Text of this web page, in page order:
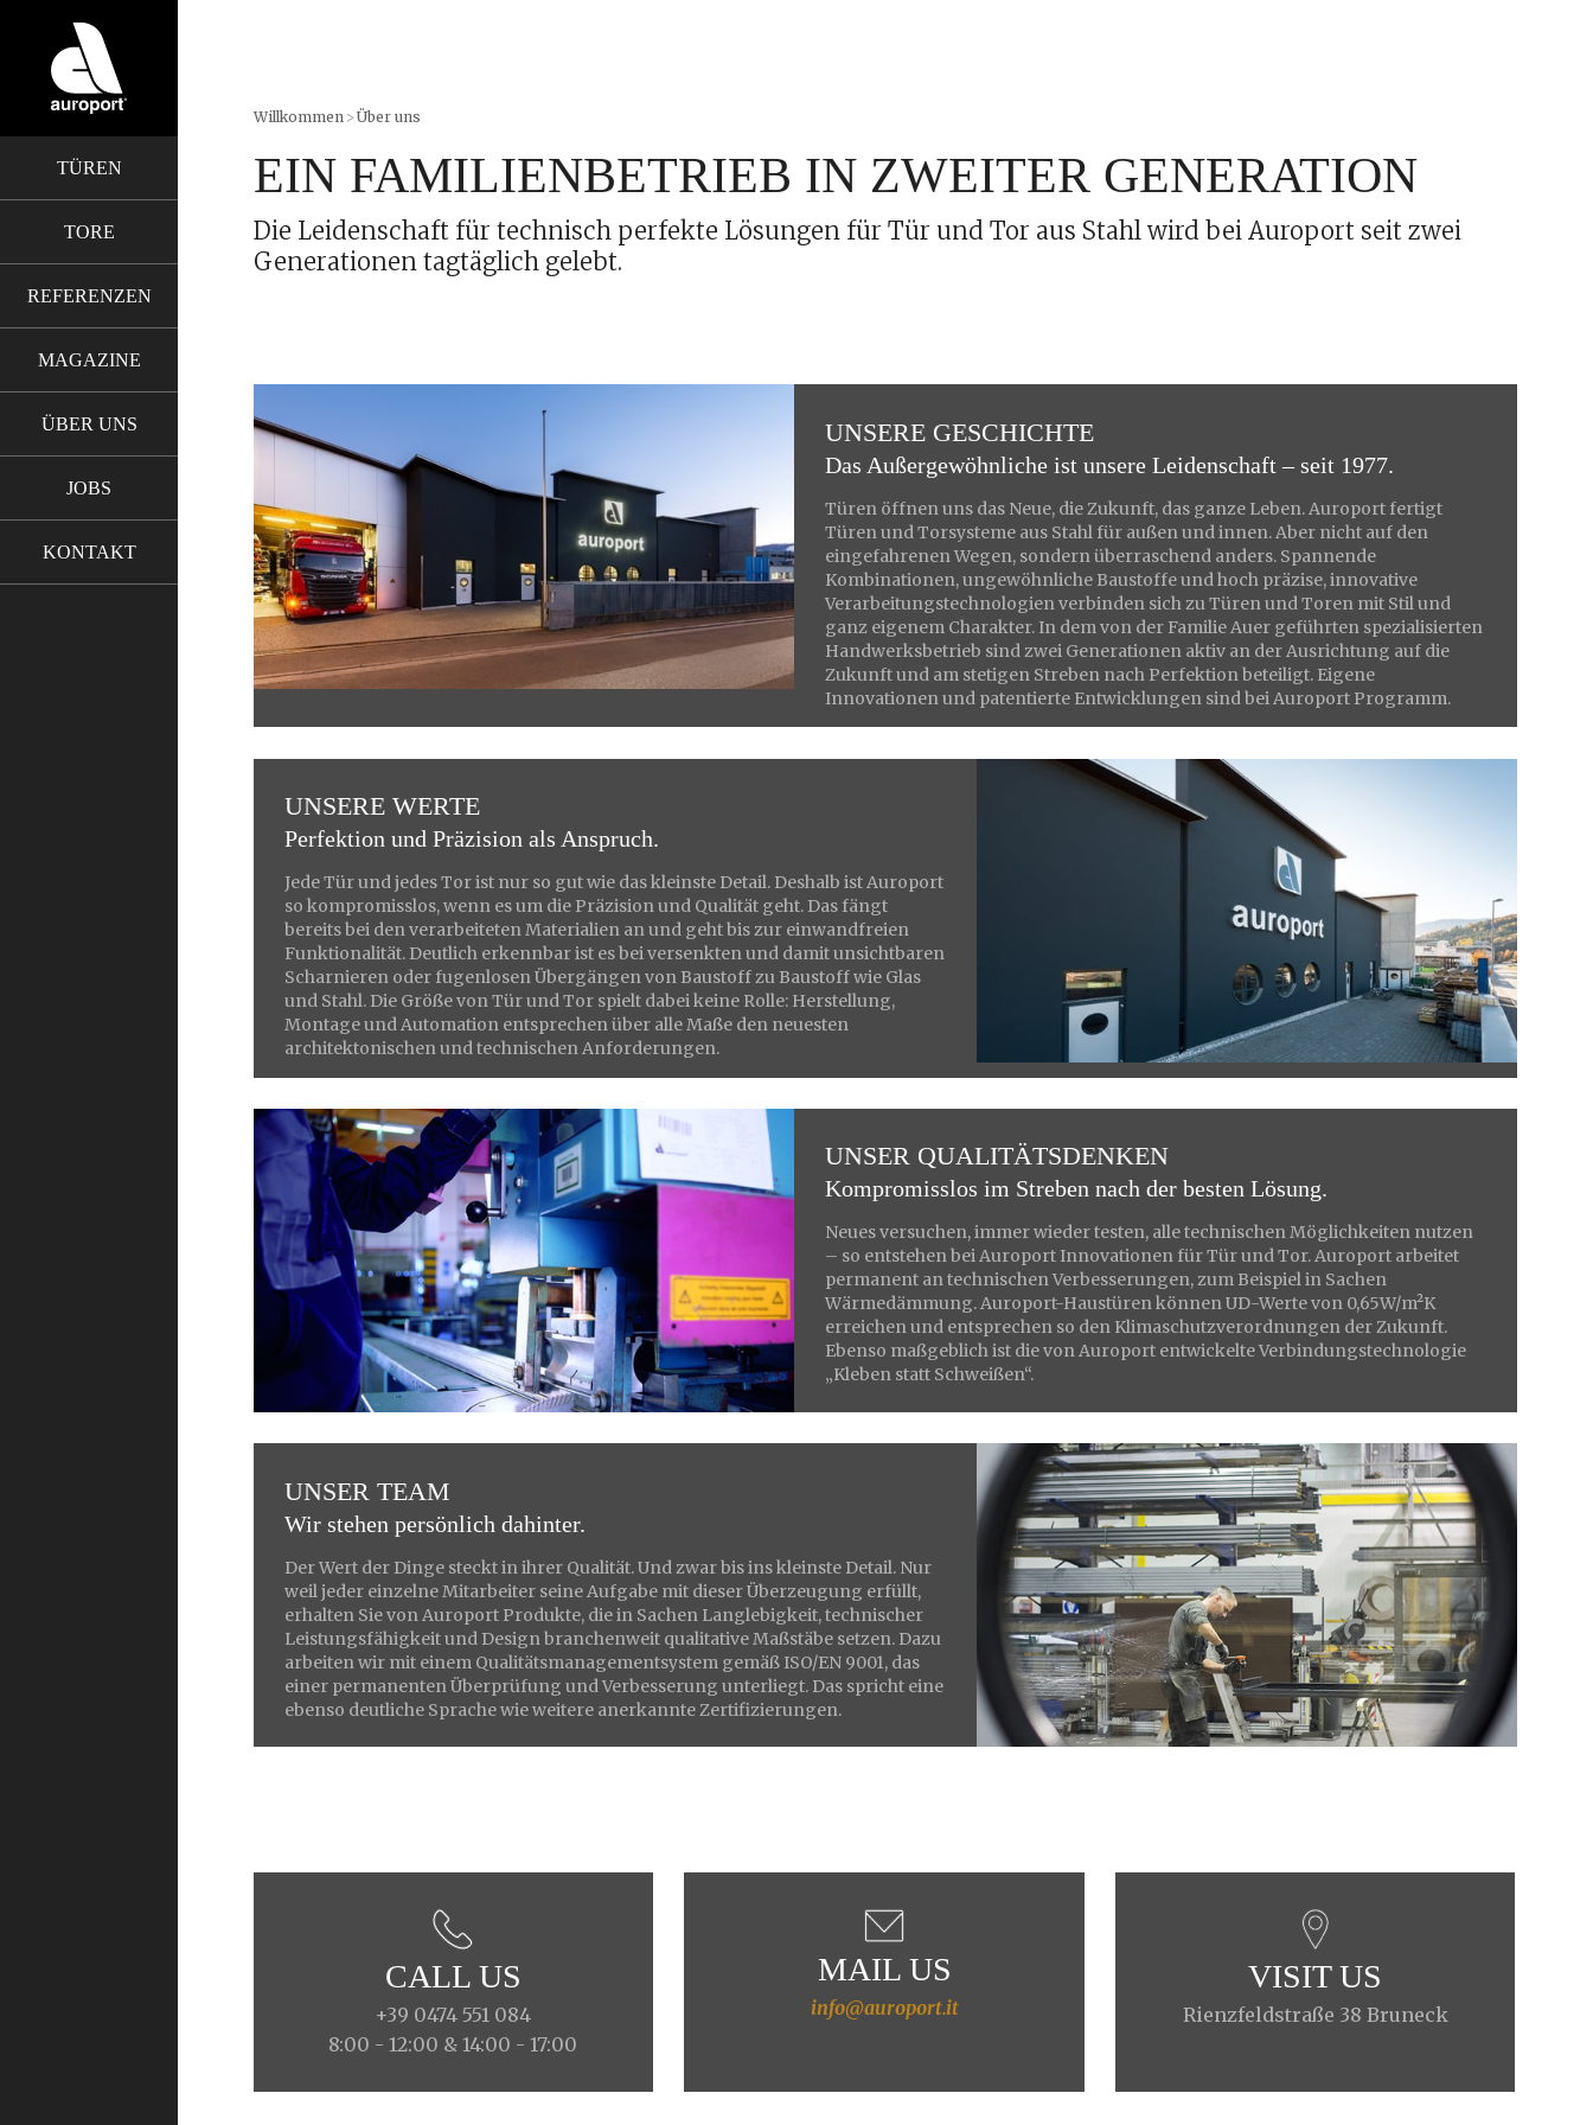
TÜREN
TORE
REFERENZEN
MAGAZINE
ÜBER UNS
JOBS
KONTAKT
Willkommen >Über uns
EIN FAMILIENBETRIEB IN ZWEITER GENERATION
Die Leidenschaft für technisch perfekte Lösungen für Tür und Tor aus Stahl wird bei Auroport seit zwei
Generationen tagtäglich gelebt.
UNSERE GESCHICHTE
Das Außergewöhnliche ist unsere Leidenschaft – seit 1977.
Türen öffnen uns das Neue, die Zukunft, das ganze Leben. Auroport fertigt
Türen und Torsysteme aus Stahl für außen und innen. Aber nicht auf den
eingefahrenen Wegen, sondern überraschend anders. Spannende
Kombinationen, ungewöhnliche Baustoffe und hoch präzise, innovative
Verarbeitungstechnologien verbinden sich zu Türen und Toren mit Stil und
ganz eigenem Charakter. In dem von der Familie Auer geführten spezialisierten
Handwerksbetrieb sind zwei Generationen aktiv an der Ausrichtung auf die
Zukunft und am stetigen Streben nach Perfektion beteiligt. Eigene
Innovationen und patentierte Entwicklungen sind bei Auroport Programm.
UNSERE WERTE
Perfektion und Präzision als Anspruch.
Jede Tür und jedes Tor ist nur so gut wie das kleinste Detail. Deshalb ist Auroport
so kompromisslos, wenn es um die Präzision und Qualität geht. Das fängt
bereits bei den verarbeiteten Materialien an und geht bis zur einwandfreien
Funktionalität. Deutlich erkennbar ist es bei versenkten und damit unsichtbaren
Scharnieren oder fugenlosen Übergängen von Baustoff zu Baustoff wie Glas
und Stahl. Die Größe von Tür und Tor spielt dabei keine Rolle: Herstellung,
Montage und Automation entsprechen über alle Maße den neuesten
architektonischen und technischen Anforderungen.
UNSER QUALITÄTSDENKEN
Kompromisslos im Streben nach der besten Lösung.
Neues versuchen, immer wieder testen, alle technischen Möglichkeiten nutzen
– so entstehen bei Auroport Innovationen für Tür und Tor. Auroport arbeitet
permanent an technischen Verbesserungen, zum Beispiel in Sachen
Wärmedämmung. Auroport-Haustüren können UD-Werte von 0,65W/m²K
erreichen und entsprechen so den Klimaschutzverordnungen der Zukunft.
Ebenso maßgeblich ist die von Auroport entwickelte Verbindungstechnologie
„Kleben statt Schweißen“.
UNSER TEAM
Wir stehen persönlich dahinter.
Der Wert der Dinge steckt in ihrer Qualität. Und zwar bis ins kleinste Detail. Nur
weil jeder einzelne Mitarbeiter seine Aufgabe mit dieser Überzeugung erfüllt,
erhalten Sie von Auroport Produkte, die in Sachen Langlebigkeit, technischer
Leistungsfähigkeit und Design branchenweit qualitative Maßstäbe setzen. Dazu
arbeiten wir mit einem Qualitätsmanagementsystem gemäß ISO/EN 9001, das
einer permanenten Überprüfung und Verbesserung unterliegt. Das spricht eine
ebenso deutliche Sprache wie weitere anerkannte Zertifizierungen.
CALL US
+39 0474 551 084
8:00 - 12:00 & 14:00 - 17:00
MAIL US
info@auroport.it
VISIT US
Rienzfeldstraße 38 Bruneck